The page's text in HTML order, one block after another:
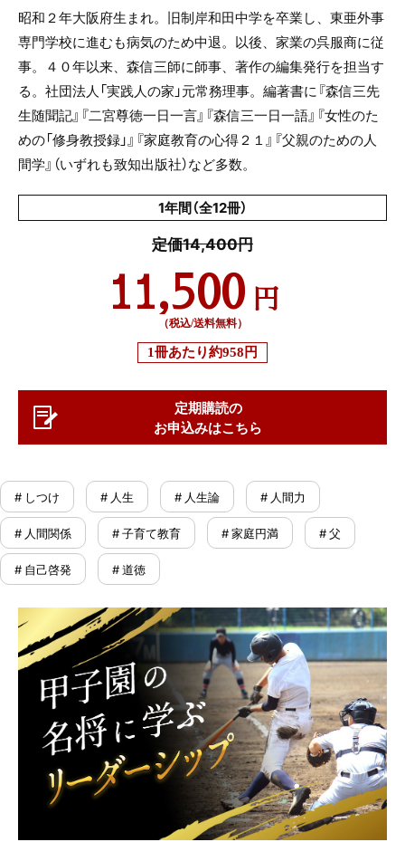
昭和２年大阪府生まれ。旧制岸和田中学を卒業し、東亜外事
専門学校に進むも病気のため中退。以後、家業の呉服商に従
事。４０年以来、森信三師に師事、著作の編集発行を担当す
る。社団法人「実践人の家」元常務理事。編著書に『森信三先
生随聞記』『二宮尊徳一日一言』『森信三一日一語』『女性のた
めの「修身教授録」』『家庭教育の心得２１』『父親のための人
間学』（いずれも致知出版社）など多数。
1年間（全12冊）
定価14,400円
11,500 円
（税込/送料無料）
1冊あたり約958円
定期購読の
お申込みはこちら
# しつけ # 人生 # 人生論 # 人間力
# 人間関係 # 子育て教育 # 家庭円満 # 父
# 自己啓発 # 道徳